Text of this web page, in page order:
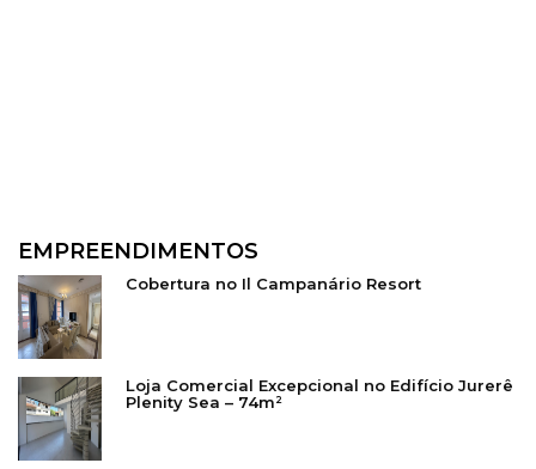
EMPREENDIMENTOS
Cobertura no Il Campanário Resort
Loja Comercial Excepcional no Edifício Jurerê
Plenity Sea – 74m²